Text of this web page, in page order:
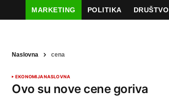
MARKETING POLITIKA DRUŠTVO
Naslovna cena
EKONOMIJANASLOVNA
Ovo su nove cene goriva